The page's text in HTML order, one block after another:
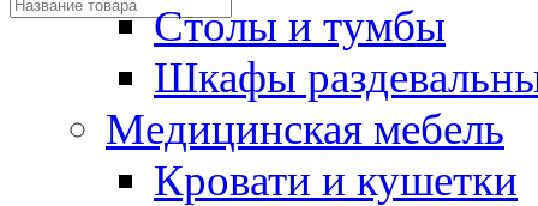
Столы и тумбы
Шкафы
Медицинская мебель
Кровати и кушетки